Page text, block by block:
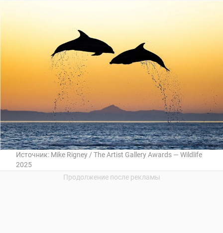
Источник: Mike Rigney / The Artist Gallery Awards — Wildlife
2025